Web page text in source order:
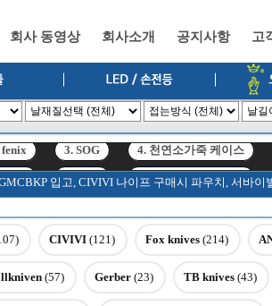
회사 동영상 회사소개 공지사항 고
fenix 3. SOG 4. 천연소가죽 케이스
fenix 3. SOG 4. 천연소가죽 케이스
입고, CIVIVI 나이프 구매시 파우치, 서바이
CIVIVI (121) Fox knives (214)
(57) Gerber (23) TB knives (43)